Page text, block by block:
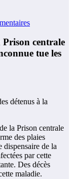
centrale
tue les
détenus à la
la Prison centrale
des plaies
dispensaire de la
par cette
Des décès
maladie.